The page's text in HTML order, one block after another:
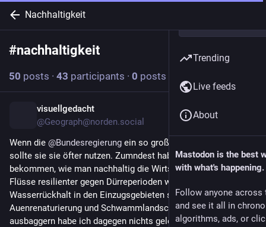
Nachhaltigkeit
#nachhaltigkeit
50 posts · 43 participants · 0 posts today
visuellgedacht
@Geograph@norden.social
Wenn die @Bundesregierung ein so großer Fan von KI ist, dann
sollte sie sie öfter nutzen. Zumndest habe ich dort viele Tipps
bekommen, wie man nachhaltig die Wirtschaft stärken und
Flüsse resilienter gegen Dürreperioden wappnen kann: u.a.
Wasserrückhalt in den Einzugsgebieten stärken,
Auenrenaturierung und Schwammlandschaft. Von Flussbett
ausbaggern habe ich dagegen nichts gelesen.
Trending
Live feeds
About
Mastodon is the best
with what's happening.
Follow anyone across
and see it all in
algorithms, ads, or